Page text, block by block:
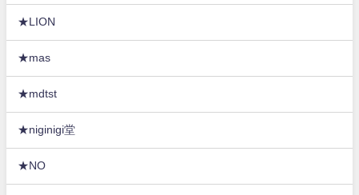
★LION
★mas
★mdtst
★niginigi堂
★NO